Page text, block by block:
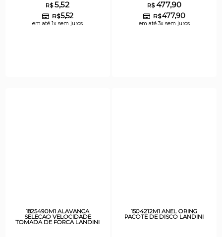
R$5,52
R$5,52
em até 1x sem juros
R$477,90
R$477,90
em até 3x sem juros
1825490M1 ALAVANCA
SELECAO VELOCIDADE
TOMADA DE FORCA LANDINI
1504212M1 ANEL ORING
PACOTE DE DISCO LANDINI